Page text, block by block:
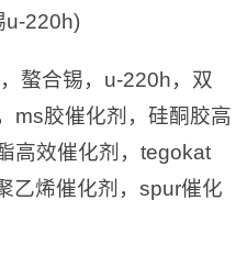
u-220h)
螯合锡，u-220h，双
ms胶催化剂，硅酮胶高
高效催化剂，tegokat
乙烯催化剂，spur催化